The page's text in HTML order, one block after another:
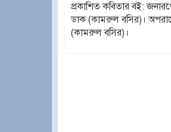
প্রকাশিত কবিতার বই:
ডাক (কামরুল বসির)।
(কামরুল বসির)।